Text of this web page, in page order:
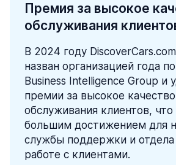
Премия за высокое
обслуживания
В 2024 году
назван организацией года
Business Intelligence Group и
премии за высокое качество
обслуживания клиентов, что
большим достижением для
службы поддержки и отдела
работе с клиентами.